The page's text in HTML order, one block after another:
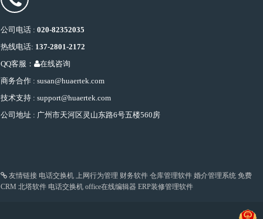
公司电话 : 020-82352035
热线电话: 137-2801-2172
QQ客服：
在线咨询
商务合作 : susan@huaertek.com
技术支持 : support@huaertek.com
公司地址 : 广州市天河区灵山东路6号五楼560房
友情链接 电话交换机 上网行为管理 财务软件 仓库管理软件 婚介管理系统 免费
CRM 北塔软件 电话交换机 office在线编辑器 ERP装修管理软件